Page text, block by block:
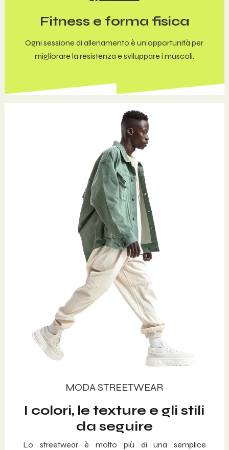
Fitness e forma fisica
Ogni sessione di allenamento è un’opportunità per
migliorare la resistenza e sviluppare i muscoli.
MODA STREETWEAR
I colori, le texture e gli stili
da seguire
Lo streetwear è molto più di una semplice